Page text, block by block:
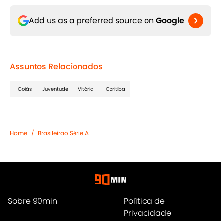
Add us as a preferred source on Google
Assuntos Relacionados
Goiás Juventude Vitória Coritiba
Home / Brasileirao Série A
Sobre 90min
Política de
Privacidade